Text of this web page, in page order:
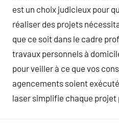
est un choix judicieux pour
réaliser des projets
que ce soit dans le cadre
travaux personnels à
pour veiller à ce que vos
agencements soient
laser simplifie chaque